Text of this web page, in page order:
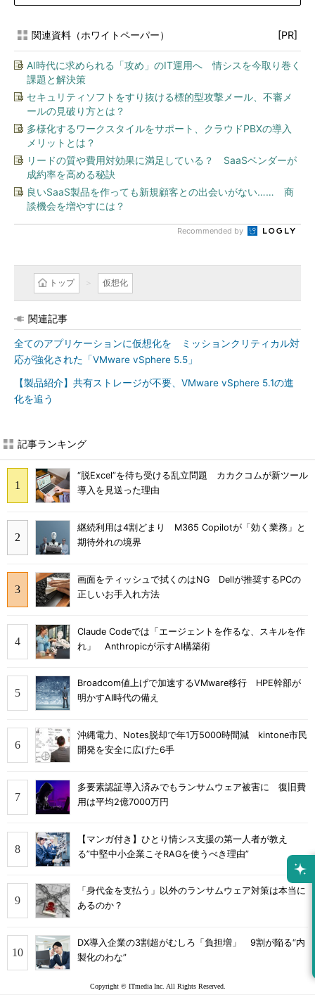
関連資料（ホワイトペーパー） [PR]
AI時代に求められる「攻め」のIT運用へ 情シスを今取り巻く
課題と解決策
セキュリティソフトをすり抜ける標的型攻撃メール、不審メ
ールの見破り方とは？
多様化するワークスタイルをサポート、クラウドPBXの導入
メリットとは？
リードの質や費用対効果に満足している？ SaaSベンダーが
成約率を高める秘訣
良いSaaS製品を作っても新規顧客との出会いがない…… 商
談機会を増やすには？
Recommended by
トップ 仮想化
関連記事
全てのアプリケーションに仮想化を ミッションクリティカル対
応が強化された「VMware vSphere 5.5」
【製品紹介】共有ストレージが不要、VMware vSphere 5.1の進
化を追う
記事ランキング
“脱Excel”を待ち受ける乱立問題 カカクコムが新ツール
導入を見送った理由
継続利用は4割どまり M365 Copilotが「効く業務」と
期待外れの境界
画面をティッシュで拭くのはNG Dellが推奨するPCの
正しいお手入れ方法
Claude Codeでは「エージェントを作るな、スキルを作
れ」 Anthropicが示すAI構築術
Broadcom値上げで加速するVMware移行 HPE幹部が
明かすAI時代の備え
沖縄電力、Notes脱却で年1万5000時間減 kintone市民
開発を安全に広げた6手
多要素認証導入済みでもランサムウェア被害に 復旧費
用は平均2億7000万円
【マンガ付き】ひとり情シス支援の第一人者が教え
る”中堅中小企業こそRAGを使うべき理由”
「身代金を支払う」以外のランサムウェア対策は本当に
あるのか？
DX導入企業の3割超がむしろ「負担増」 9割が陥る“内
製化のわな”
Copyright © ITmedia Inc. All Rights Reserved.